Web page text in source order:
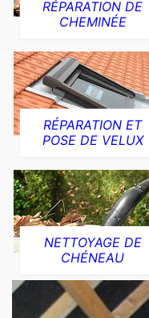
RÉPARATION DE
CHEMINÉE
RÉPARATION ET
POSE DE VELUX
NETTOYAGE DE
CHÉNEAU